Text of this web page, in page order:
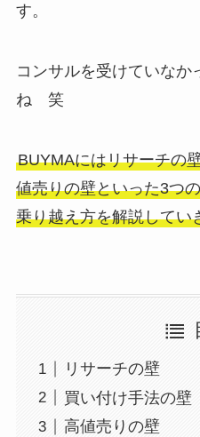
す。
コンサルを受けていなか
ね 笑
BUYMAにはリサーチの
値売りの壁といった3つ
乗り越え方を解説してい
リサーチの壁
買い付け手法の壁
高値売りの壁